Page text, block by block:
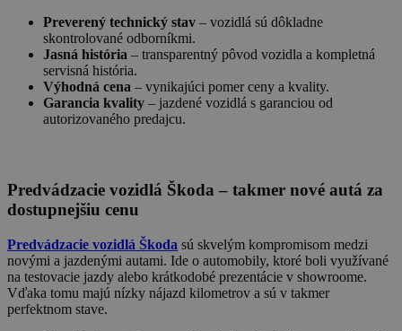
Preverený technický stav – vozidlá sú dôkladne
skontrolované odborníkmi.
Jasná história – transparentný pôvod vozidla a kompletná
servisná história.
Výhodná cena – vynikajúci pomer ceny a kvality.
Garancia kvality – jazdené vozidlá s garanciou od
autorizovaného predajcu.
Predvádzacie vozidlá Škoda – takmer nové autá za
dostupnejšiu cenu
Predvádzacie vozidlá Škoda sú skvelým kompromisom medzi
novými a jazdenými autami. Ide o automobily, ktoré boli využívané
na testovacie jazdy alebo krátkodobé prezentácie v showroome.
Vďaka tomu majú nízky nájazd kilometrov a sú v takmer
perfektnom stave.